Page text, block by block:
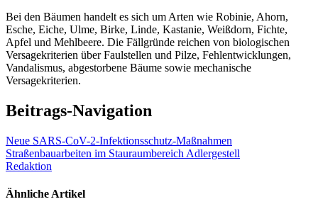
Bei den Bäumen handelt es sich um Arten wie Robinie, Ahorn,
Esche, Eiche, Ulme, Birke, Linde, Kastanie, Weißdorn, Fichte,
Apfel und Mehlbeere. Die Fällgründe reichen von biologischen
Versagekriterien über Faulstellen und Pilze, Fehlentwicklungen,
Vandalismus, abgestorbene Bäume sowie mechanische
Versagekriterien.
Beitrags-Navigation
Neue SARS-CoV-2-Infektionsschutz-Maßnahmen
Straßenbauarbeiten im Stauraumbereich Adlergestell
Redaktion
Ähnliche Artikel